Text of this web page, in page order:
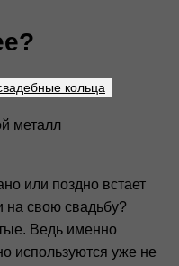
кольца
или поздно встает
на свою свадьбу?
Ведь именно
используются уже не